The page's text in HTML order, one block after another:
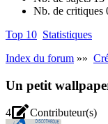
Nb. de critiques
Top 10 Statistiques
Index du forum »»
Un petit
4 Contributeur(s)